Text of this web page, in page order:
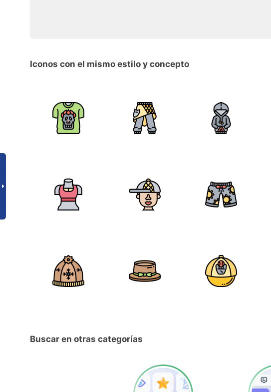
Iconos con el mismo estilo y concepto
Buscar en otras categorías